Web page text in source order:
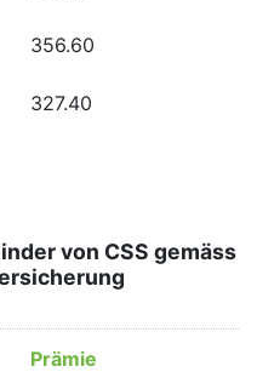
356.60
327.40
von CSS gemäss
Prämie